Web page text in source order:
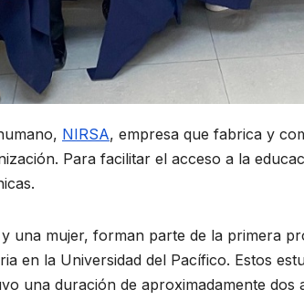
NIRSA, empresa que fabrica y
Para facilitar el acceso a la
una mujer, forman parte de la primera
en la Universidad del Pacífico. Estos
una duración de aproximadamente